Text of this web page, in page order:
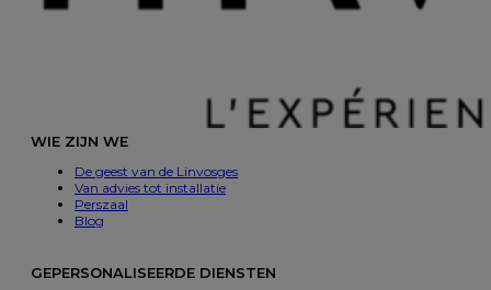
WIE ZIJN WE
De geest van de Linvosges
Van advies tot installatie
Perszaal
Blog
GEPERSONALISEERDE DIENSTEN